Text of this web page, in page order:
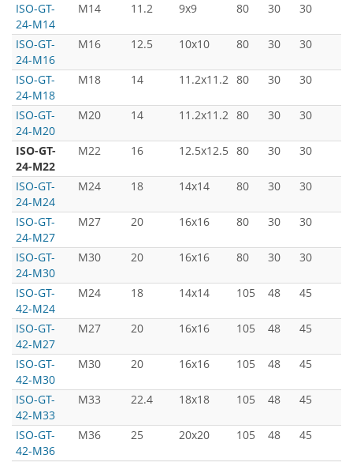
ISO-GT-
24-M14
M14 11.2 9x9 80 30 30
ISO-GT-
24-M16
M16 12.5 10x10 80 30 30
ISO-GT-
24-M18
M18 14 11.2x11.2 80 30 30
ISO-GT-
24-M20
M20 14 11.2x11.2 80 30 30
ISO-GT-
24-M22
M22 16 12.5x12.5 80 30 30
ISO-GT-
24-M24
M24 18 14x14 80 30 30
ISO-GT-
24-M27
M27 20 16x16 80 30 30
ISO-GT-
24-M30
M30 20 16x16 80 30 30
ISO-GT-
42-M24
M24 18 14x14 105 48 45
ISO-GT-
42-M27
M27 20 16x16 105 48 45
ISO-GT-
42-M30
M30 20 16x16 105 48 45
ISO-GT-
42-M33
M33 22.4 18x18 105 48 45
ISO-GT-
42-M36
M36 25 20x20 105 48 45